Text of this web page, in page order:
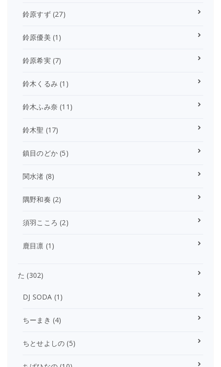
鈴原すず(27)
鈴原優美 (1)
鈴原希実(7)
鈴木くるみ (1)
鈴木ふみ奈 (11)
鈴木聖 (17)
鎮目のどか (5)
関水渚 (8)
隅野和奏 (2)
須羽こころ (2)
鹿目凛 (1)
た (302)
DJ SODA (1)
ちーまき (4)
ちとせよしの (5)